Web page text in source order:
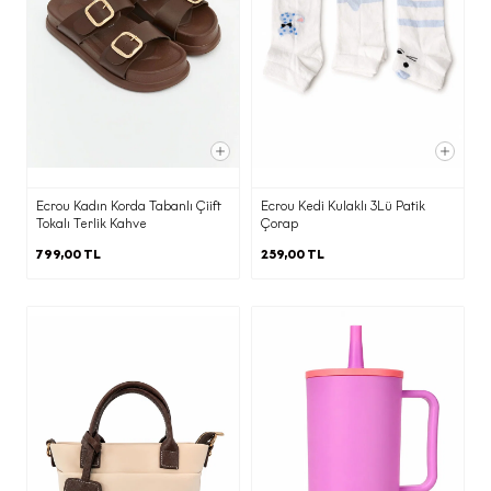
Ecrou Kadın Korda Tabanlı Çiift
Tokalı Terlik Kahve
799,00 TL
Ecrou Kedi Kulaklı 3Lü Patik
Çorap
259,00 TL
f) Kişisel Veri Sahibi Olarak KVKK
Kapsamındaki Haklarınızla
Kişisel verisi işlenen kişi olarak, Kanunun
maddesi kapsamındaki haklarınızı (kişisel
bilgi talep etme,işlemenin amaca
işlemelerin düzeltilmesini
isteme, silme veya yok edilmesini
isteme, otomatik tüm işlemlerin üçüncü
kişilere bildirilmesini isteme, analize
itiraz etme, zararın giderilmesini
talep etme) Veri Sorumlusuna Başvuru